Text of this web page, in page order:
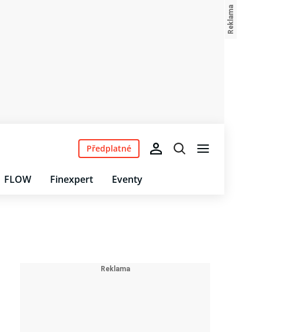
FLOW Finexpert Eventy
Předplatné